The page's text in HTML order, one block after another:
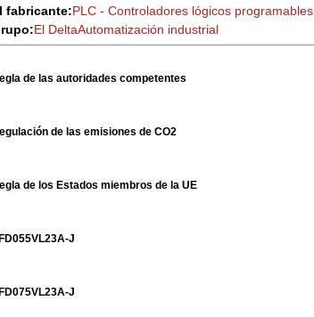
fabricante:PLC - Controladores lógicos programables
El DeltaAutomatización industrial
de las autoridades competentes
de las emisiones de CO2
de los Estados miembros de la UE
J
J